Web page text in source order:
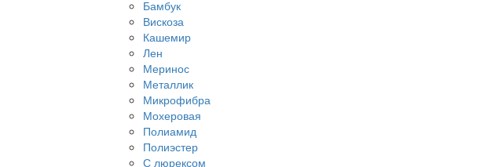
Бамбук
Вискоза
Кашемир
Лен
Меринос
Металлик
Микрофибра
Мохеровая
Полиамид
Полиэстер
С люрексом